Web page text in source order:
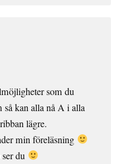
som du
så kan alla nå A i alla
lägre.
min föreläsning
du